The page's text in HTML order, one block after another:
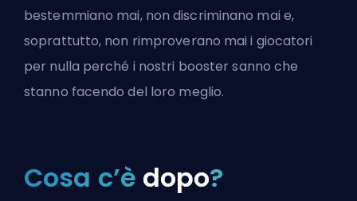
bestemmiano mai, non discriminano mai e,
soprattutto, non rimproverano mai i giocatori
per nulla perché i nostri booster sanno che
stanno facendo del loro meglio.
Cosa c’è dopo?